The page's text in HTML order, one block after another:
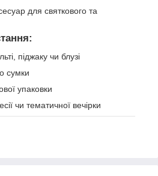
для святкового та
піджаку чи блузі
сумки
упаковки
чи тематичної вечірки